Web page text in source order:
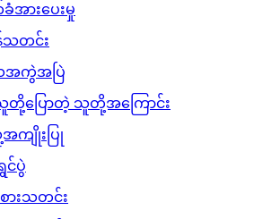
အားပေးမှု
သတင်း
ကွဲအပြဲ
တို့ပြောတဲ့ သူတို့အကြောင်း
ကျိုးပြု
င်ပွဲ
ားသတင်း